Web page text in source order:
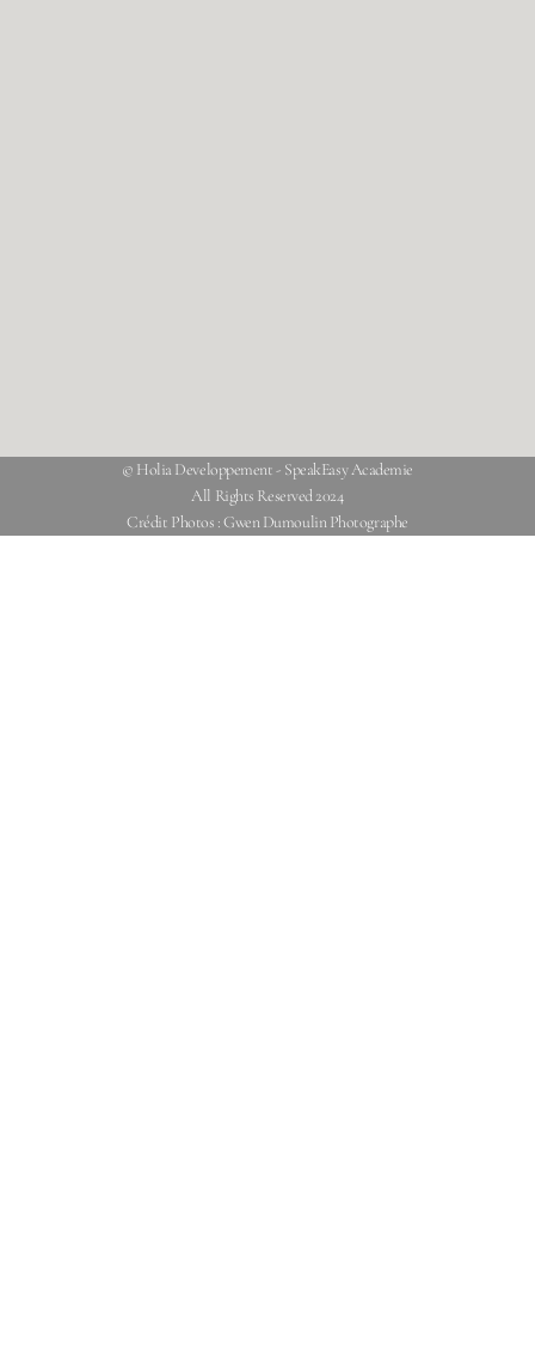
© Holia Developpement - SpeakEasy Academie
All Rights Reserved 2024
Crédit Photos : Gwen Dumoulin Photographe